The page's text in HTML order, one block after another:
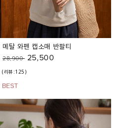
메탈 와펜 캡소매 반팔티
28,900 25,500
(리뷰:125)